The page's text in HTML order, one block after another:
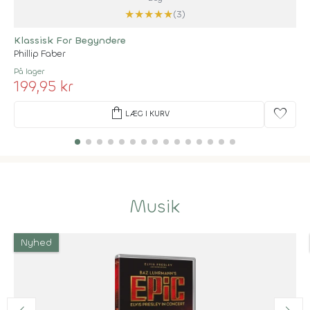
★★★★★(3)
Klassisk For Begyndere
Phillip Faber
På lager
199,95 kr
shopping_bag LÆG I KURV favorite
Musik
Nyhed